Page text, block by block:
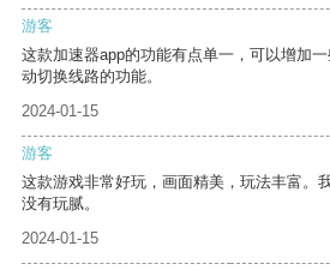
游客
这款加速器app的功能有点单一，可以增加
动切换线路的功能。
2024-01-15
游客
这款游戏非常好玩，画面精美，玩法丰富。
没有玩腻。
2024-01-15